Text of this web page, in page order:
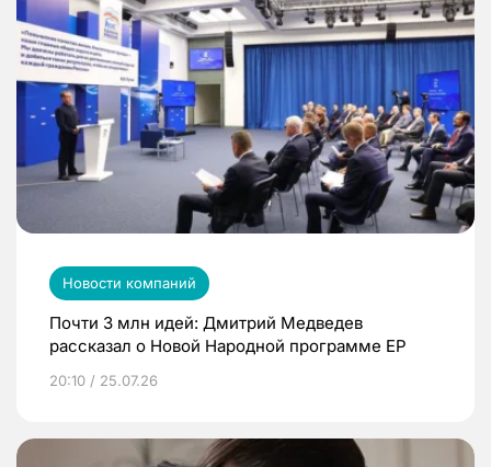
Новости компаний
Почти 3 млн идей: Дмитрий Медведев
рассказал о Новой Народной программе ЕР
20:10 / 25.07.26